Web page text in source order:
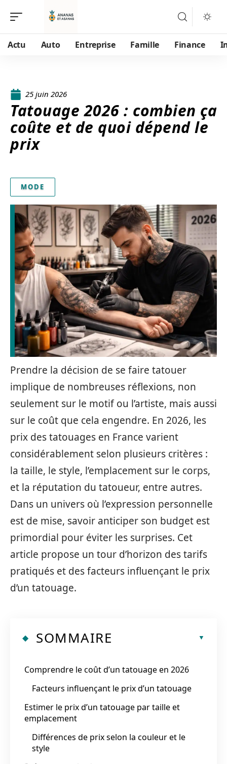
Actu Auto Entreprise Famille Finance
25 juin 2026
Tatouage 2026 : combien ça
coûte et de quoi dépend le
prix
MODE
Prendre la décision de se faire tatouer
implique de nombreuses réflexions, non
seulement sur le motif ou l’artiste, mais aussi
sur le coût que cela engendre. En 2026, les
prix des tatouages en France varient
considérablement selon plusieurs critères :
la taille, le style, l’emplacement sur le corps,
et la réputation du tatoueur, entre autres.
Dans un univers où l’expression personnelle
est de mise, savoir anticiper son budget est
primordial pour éviter les surprises. Cet
article propose un tour d’horizon des tarifs
pratiqués et des facteurs influençant le prix
d’un tatouage.
SOMMAIRE
Comprendre le coût d’un tatouage en 2026
Facteurs influençant le prix d’un tatouage
Estimer le prix d’un tatouage par taille et
emplacement
Différences de prix selon la couleur et le
style